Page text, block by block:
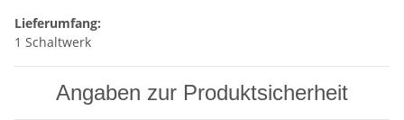
Lieferumfang:
1 Schaltwerk
Angaben zur Produktsicherheit